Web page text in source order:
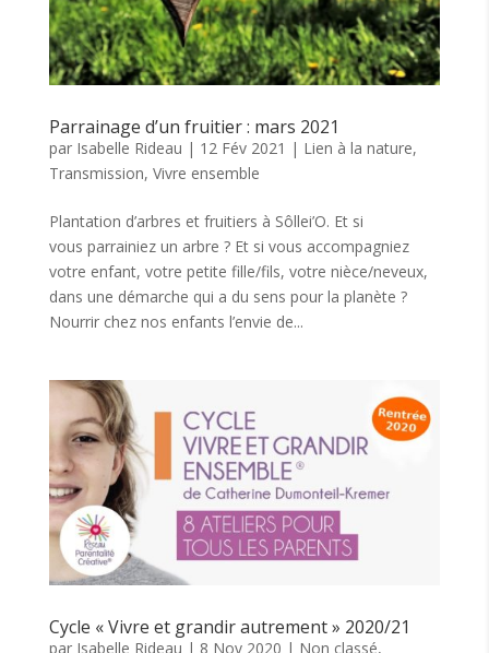
Parrainage d’un fruitier : mars 2021
par Isabelle Rideau | 12 Fév 2021 | Lien à la nature,
Transmission, Vivre ensemble
Plantation d’arbres et fruitiers à Sôllei’O. Et si
vous parrainiez un arbre ? Et si vous accompagniez
votre enfant, votre petite fille/fils, votre nièce/neveux,
dans une démarche qui a du sens pour la planète ?
Nourrir chez nos enfants l’envie de...
Cycle « Vivre et grandir autrement » 2020/21
par Isabelle Rideau | 8 Nov 2020 | Non classé,